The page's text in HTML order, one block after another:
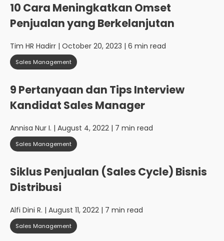
10 Cara Meningkatkan Omset
Penjualan yang Berkelanjutan
Tim HR Hadirr | October 20, 2023 | 6 min read
Sales Management
9 Pertanyaan dan Tips Interview
Kandidat Sales Manager
Annisa Nur I. | August 4, 2022 | 7 min read
Sales Management
Siklus Penjualan (Sales Cycle) Bisnis
Distribusi
Alfi Dini R. | August 11, 2022 | 7 min read
Sales Management